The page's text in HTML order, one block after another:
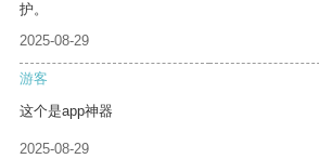
护。
2025-08-29
游客
这个是app神器
2025-08-29